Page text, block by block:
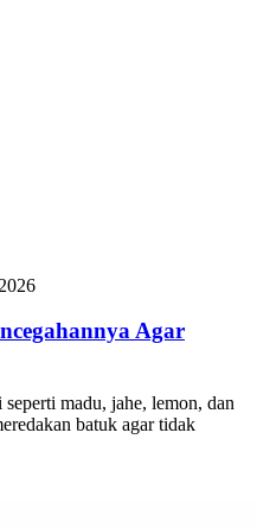
Agar
madu, jahe, lemon, dan
batuk agar tidak